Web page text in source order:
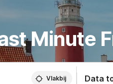
Minute
Vlakbij Data